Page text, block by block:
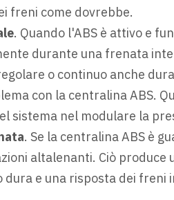
freni come dovrebbe.
. Quando l'ABS è attivo e
durante una frenata
o continuo anche
con la centralina ABS.
sistema nel modulare la
. Se la centralina ABS è
altalenanti. Ciò produce
dura e una risposta dei freni